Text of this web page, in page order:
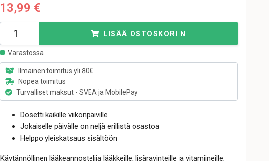
13,99 €
LISÄÄ OSTOSKORIIN
Varastossa
Ilmainen toimitus yli 80€
Nopea toimitus
Turvalliset maksut - SVEA ja MobilePay
Dosetti kaikille viikonpäiville
Jokaiselle päivälle on neljä erillistä osastoa
Helppo yleiskatsaus sisältöön
Käytännöllinen lääkeannostelija lääkkeille, lisäravinteille ja vitamiineille,